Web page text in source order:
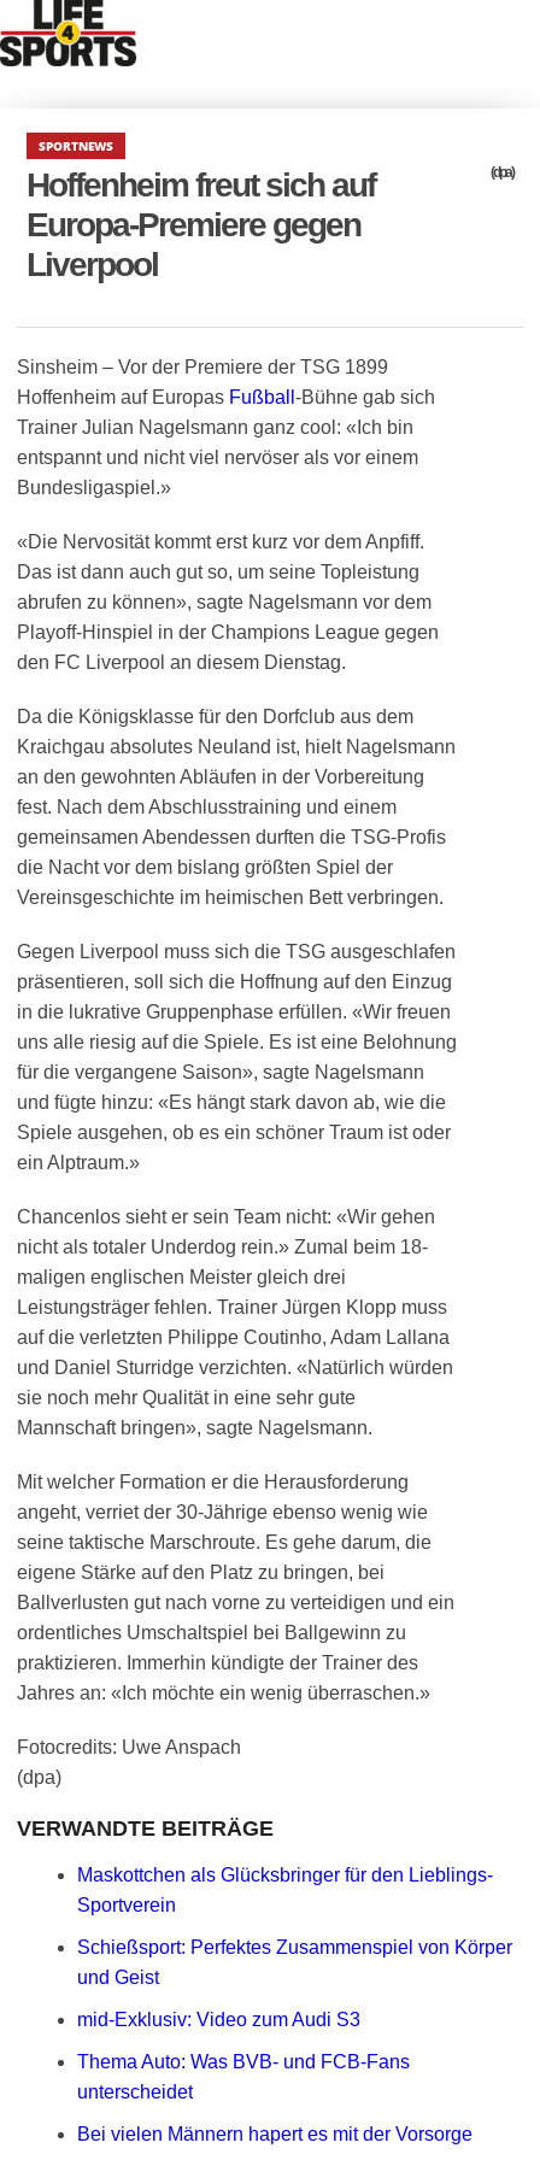
SPORTNEWS
Hoffenheim freut sich auf
Europa-Premiere gegen
Liverpool
(dpa)
Sinsheim – Vor der Premiere der TSG 1899
Hoffenheim auf Europas Fußball -Bühne gab sich
Trainer Julian Nagelsmann ganz cool: «Ich bin
entspannt und nicht viel nervöser als vor einem
Bundesligaspiel.»
«Die Nervosität kommt erst kurz vor dem Anpfiff.
Das ist dann auch gut so, um seine Topleistung
abrufen zu können», sagte Nagelsmann vor dem
Playoff-Hinspiel in der Champions League gegen
den FC Liverpool an diesem Dienstag.
Da die Königsklasse für den Dorfclub aus dem
Kraichgau absolutes Neuland ist, hielt Nagelsmann
an den gewohnten Abläufen in der Vorbereitung
fest. Nach dem Abschlusstraining und einem
gemeinsamen Abendessen durften die TSG-Profis
die Nacht vor dem bislang größten Spiel der
Vereinsgeschichte im heimischen Bett verbringen.
Gegen Liverpool muss sich die TSG ausgeschlafen
präsentieren, soll sich die Hoffnung auf den Einzug
in die lukrative Gruppenphase erfüllen. «Wir freuen
uns alle riesig auf die Spiele. Es ist eine Belohnung
für die vergangene Saison», sagte Nagelsmann
und fügte hinzu: «Es hängt stark davon ab, wie die
Spiele ausgehen, ob es ein schöner Traum ist oder
ein Alptraum.»
Chancenlos sieht er sein Team nicht: «Wir gehen
nicht als totaler Underdog rein.» Zumal beim 18-
maligen englischen Meister gleich drei
Leistungsträger fehlen. Trainer Jürgen Klopp muss
auf die verletzten Philippe Coutinho, Adam Lallana
und Daniel Sturridge verzichten. «Natürlich würden
sie noch mehr Qualität in eine sehr gute
Mannschaft bringen», sagte Nagelsmann.
Mit welcher Formation er die Herausforderung
angeht, verriet der 30-Jährige ebenso wenig wie
seine taktische Marschroute. Es gehe darum, die
eigene Stärke auf den Platz zu bringen, bei
Ballverlusten gut nach vorne zu verteidigen und ein
ordentliches Umschaltspiel bei Ballgewinn zu
praktizieren. Immerhin kündigte der Trainer des
Jahres an: «Ich möchte ein wenig überraschen.»
Fotocredits: Uwe Anspach
(dpa)
VERWANDTE BEITRÄGE
Maskottchen als Glücksbringer für den Lieblings-
Sportverein
Schießsport: Perfektes Zusammenspiel von Körper
und Geist
mid-Exklusiv: Video zum Audi S3
Thema Auto: Was BVB- und FCB-Fans
unterscheidet
Bei vielen Männern hapert es mit der Vorsorge